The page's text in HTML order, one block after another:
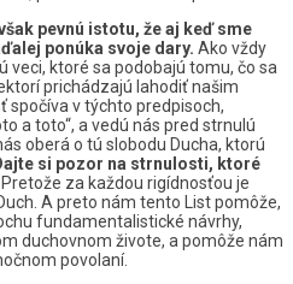
pevnú istotu, že aj keď sme
ponúka svoje dary. Ako vždy
veci, ktoré sa podobajú tomu, čo sa
prichádzajú lahodiť našim
spočíva v týchto predpisoch,
a toto“, a vedú nás pred strnulú
oberá o tú slobodu Ducha, ktorú
si pozor na strnulosti, ktoré
. Pretože za každou rigídnosťou je
A preto nám tento List pomôže,
fundamentalistické návrhy,
duchovnom živote, a pomôže nám
povolaní.